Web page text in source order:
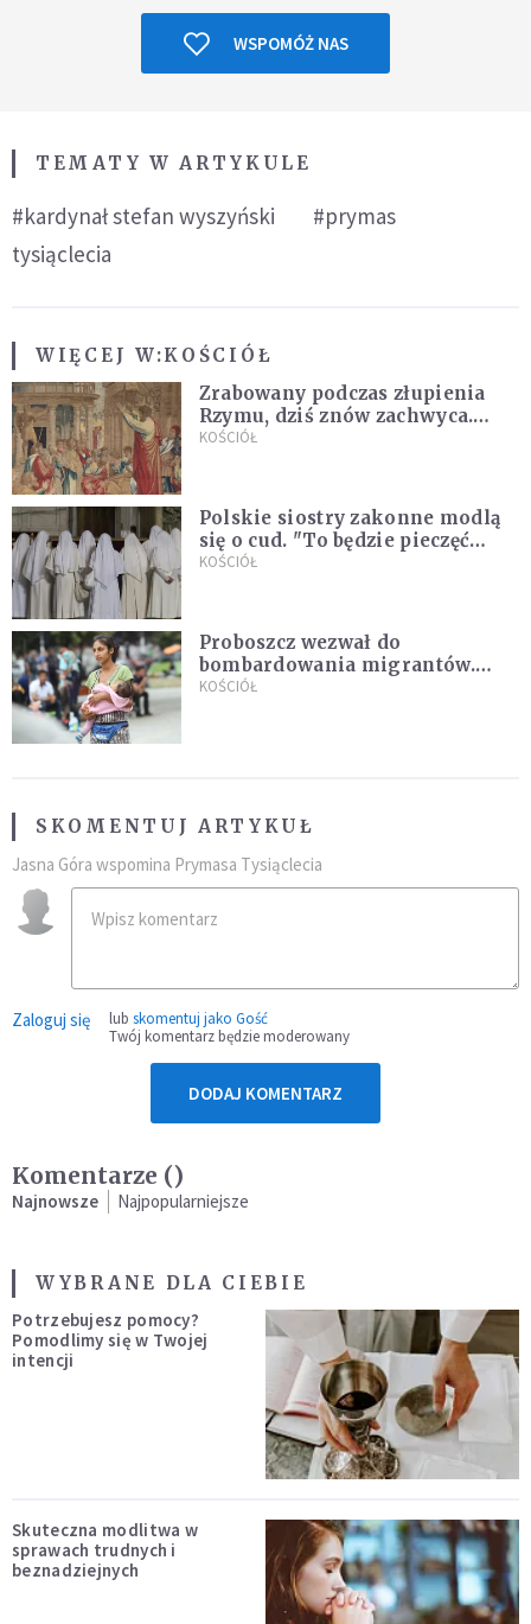
WSPOMÓŻ NAS
TEMATY W ARTYKULE
#kardynał stefan wyszyński
#prymas
tysiąclecia
WIĘCEJ W:KOŚCIÓŁ
Zrabowany podczas złupienia
Rzymu, dziś znów zachwyca.
Wyjątkowy arras w Castel
KOŚCIÓŁ
Polskie siostry zakonne modlą
się o cud. "To będzie pieczęć
Pana Boga dla naszej wiary"
KOŚCIÓŁ
Proboszcz wezwał do
bombardowania migrantów.
"Masowy ogień przeciwko
KOŚCIÓŁ
SKOMENTUJ ARTYKUŁ
Jasna Góra wspomina Prymasa Tysiąclecia
Zaloguj się lub skomentuj jako Gość
Twój komentarz będzie moderowany
DODAJ KOMENTARZ
Komentarze ()
Najnowsze Najpopularniejsze
WYBRANE DLA CIEBIE
Potrzebujesz pomocy?
Pomodlimy się w Twojej
intencji
Skuteczna modlitwa w
sprawach trudnych i
beznadziejnych